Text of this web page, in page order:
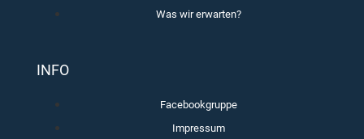
Was wir erwarten?
INFO
Facebookgruppe
Impressum